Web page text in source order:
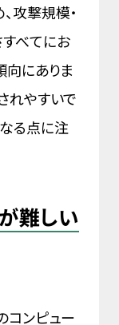
攻撃規模・
べてにお
にありま
れやすいで
る点に注
難しい
コンピュー